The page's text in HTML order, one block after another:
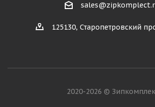
125130, Старопетровский
2020-2026 ©